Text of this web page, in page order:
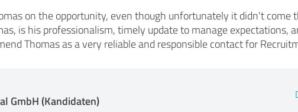
on the opportunity, even though unfortunately it didn't come
is his professionalism, timely update to manage expectations,
Thomas as a very reliable and responsible contact for
GmbH (Kandidaten)